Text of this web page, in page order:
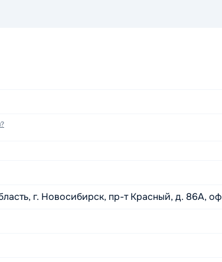
г. Новосибирск, пр-т Красный, д. 86А,